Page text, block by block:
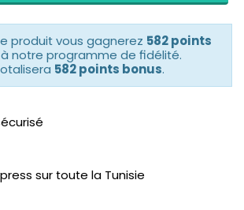
produit vous gagnerez 582 points
notre programme de fidélité.
582 points bonus.
sur toute la Tunisie